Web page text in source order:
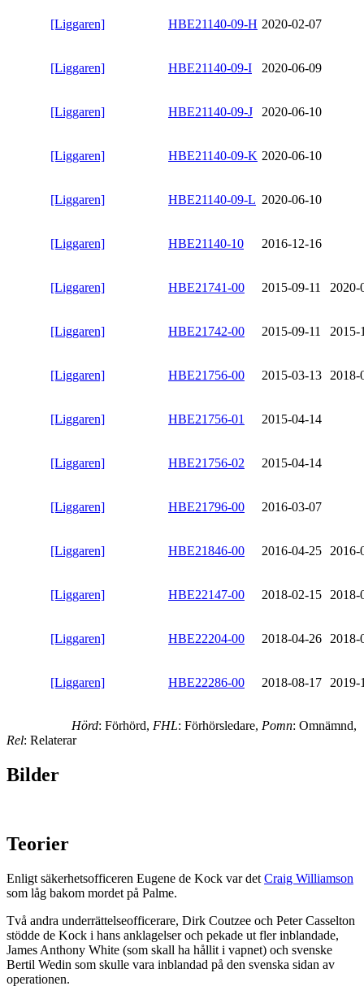
[Liggaren] HBE21140-09-H 2020-02-07
[Liggaren] HBE21140-09-I 2020-06-09
[Liggaren] HBE21140-09-J 2020-06-10
[Liggaren] HBE21140-09-K 2020-06-10
[Liggaren] HBE21140-09-L 2020-06-10
[Liggaren] HBE21140-10 2016-12-16
[Liggaren] HBE21741-00 2015-09-11 2020-
[Liggaren] HBE21742-00 2015-09-11 2015-
[Liggaren] HBE21756-00 2015-03-13 2018-
[Liggaren] HBE21756-01 2015-04-14
[Liggaren] HBE21756-02 2015-04-14
[Liggaren] HBE21796-00 2016-03-07
[Liggaren] HBE21846-00 2016-04-25 2016-
[Liggaren] HBE22147-00 2018-02-15 2018-
[Liggaren] HBE22204-00 2018-04-26 2018-
[Liggaren] HBE22286-00 2018-08-17 2019-
Hörd: Förhörd, FHL: Förhörsledare, Pomn: Omnämnd,
Rel: Relaterar
Bilder
Teorier
Enligt säkerhetsofficeren Eugene de Kock var det Craig Williamson
som låg bakom mordet på Palme.
Två andra underrättelseofficerare, Dirk Coutzee och Peter Casselton
stödde de Kock i hans anklagelser och pekade ut fler inblandade,
James Anthony White (som skall ha hållit i vapnet) och svenske
Bertil Wedin som skulle vara inblandad på den svenska sidan av
operationen.